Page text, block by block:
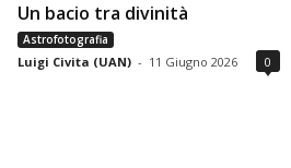
Un bacio tra divinità
Astrofotografia
Luigi Civita (UAN) - 11 Giugno 2026 0